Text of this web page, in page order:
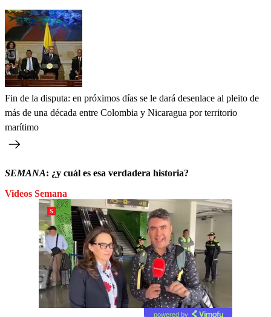
Fin de la disputa: en próximos días se le dará desenlace al pleito de
más de una década entre Colombia y Nicaragua por territorio
marítimo
SEMANA: ¿y cuál es esa verdadera historia?
Videos Semana
powered by